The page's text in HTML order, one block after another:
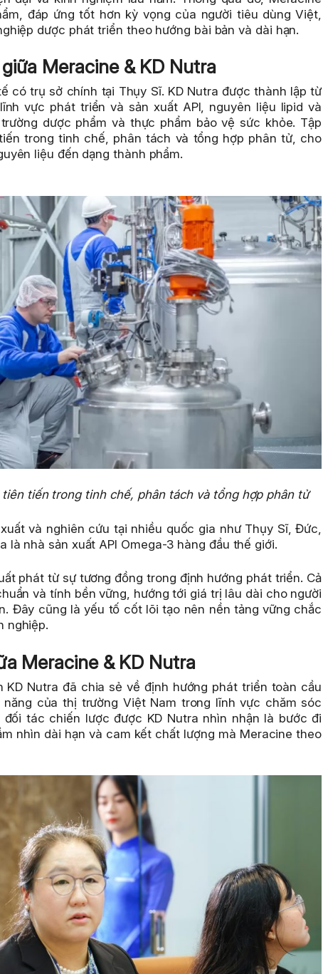
đáp ứng tốt hơn kỳ vọng của người tiêu dùng Việt,
dược phát triển theo hướng bài bản và dài hạn.
Meracine & KD Nutra
có trụ sở chính tại Thụy Sĩ. KD Nutra được thành lập từ
vực phát triển và sản xuất API, nguyên liệu lipid và
dược phẩm và thực phẩm bảo vệ sức khỏe. Tập
trong tinh chế, phân tách và tổng hợp phân tử, cho
liệu đến dạng thành phẩm.
tiến trong tinh chế, phân tách và tổng hợp phân tử
và nghiên cứu tại nhiều quốc gia như Thụy Sĩ, Đức,
là nhà sản xuất API Omega-3 hàng đầu thế giới.
phát từ sự tương đồng trong định hướng phát triển. Cả
và tính bền vững, hướng tới giá trị lâu dài cho người
Đây cũng là yếu tố cốt lõi tạo nên nền tảng vững chắc
nghiệp.
Meracine & KD Nutra
KD Nutra đã chia sẻ về định hướng phát triển toàn cầu
của thị trường Việt Nam trong lĩnh vực chăm sóc
tác chiến lược được KD Nutra nhìn nhận là bước đi
nhìn dài hạn và cam kết chất lượng mà Meracine theo